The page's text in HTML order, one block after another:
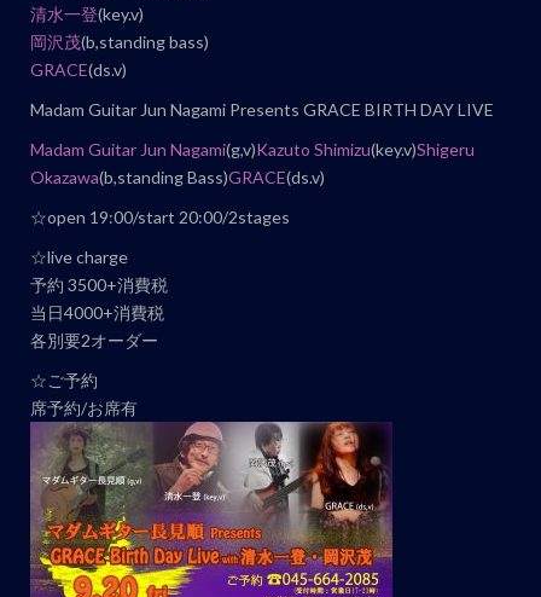
ン
ト
ナ
ビ
ゲ
ー
シ
ョ
ン
清水一登(key.v)
岡沢茂(b,standing bass)
GRACE(ds.v)
Madam Guitar Jun Nagami Presents GRACE BIRTH DAY LIVE
Madam Guitar Jun Nagami(g,v)Kazuto Shimizu(key.v)Shigeru
Okazawa(b,standing Bass)GRACE(ds.v)
☆open 19:00/start 20:00/2stages
☆live charge
予約 3500+消費税
当日4000+消費税
各別要2オーダー
☆ご予約
席予約/お席有